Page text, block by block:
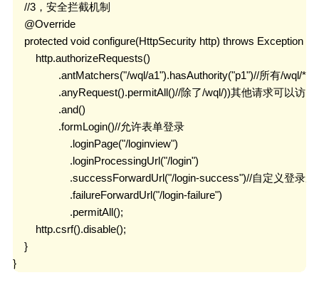
    //3，安全拦截机制
    @Override
    protected void configure(HttpSecurity http) throws Exception {
        http.authorizeRequests()
.antMatchers("/wql/a1").hasAuthority("p1")//所有/
                .anyRequest().permitAll()//除了/wql/))其他请求可以访问
                .and()
                .formLogin()//允许表单登录
                    .loginPage("/loginview")
                    .loginProcessingUrl("/login")
.successForwardUrl("/login-success")//自定义登
                    .failureForwardUrl("/login-failure")
                    .permitAll();
        http.csrf().disable();
    }
}